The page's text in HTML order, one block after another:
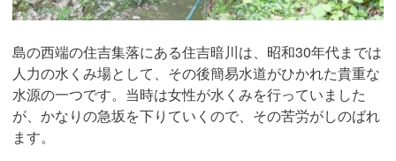
島の西端の住吉集落にある住吉暗川は、昭和30年代までは
人力の水くみ場として、その後簡易水道がひかれた貴重な
水源の一つです。当時は女性が水くみを行っていました
が、かなりの急坂を下りていくので、その苦労がしのばれ
ます。